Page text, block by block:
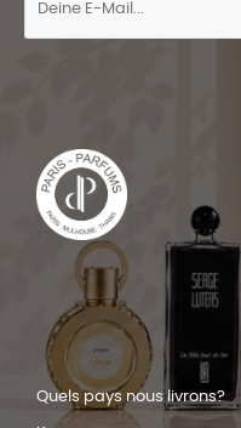
Quels pays nous livrons?